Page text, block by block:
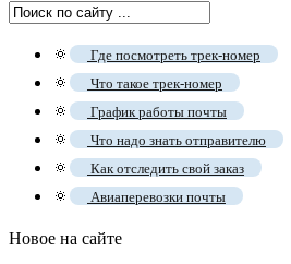
🔅 Где посмотреть трек-номер
🔅 Что такое трек-номер
🔅 График работы почты
🔅 Что надо знать отправителю
🔅 Как отследить свой заказ
🔅 Авиаперевозки почты
Новое на сайте